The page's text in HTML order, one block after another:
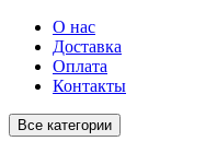
О нас
Доставка
Оплата
Контакты
Все категории